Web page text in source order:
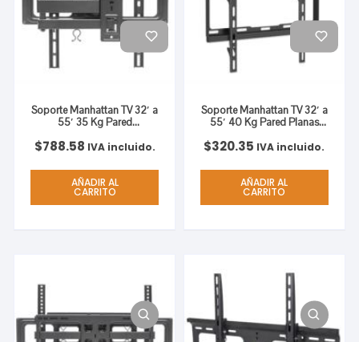
Soporte Manhattan TV 32′ a
55′ 35 Kg Pared
Curvas/Planas Color Negro
$788.58 IVA incluido.
AÑADIR AL
CARRITO
Soporte Manhattan TV 32′ a
55′ 40 Kg Pared Planas
$320.35 IVA incluido.
AÑADIR AL
CARRITO